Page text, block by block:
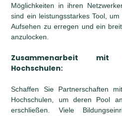
Möglichkeiten in ihren
sind ein leistungsstarkes Tool,
Aufsehen zu erregen und ein
anzulocken.
Zusammenarbeit mit
Hochschulen:
Schaffen Sie Partnerschaften
Hochschulen, um deren Pool
erschließen. Viele